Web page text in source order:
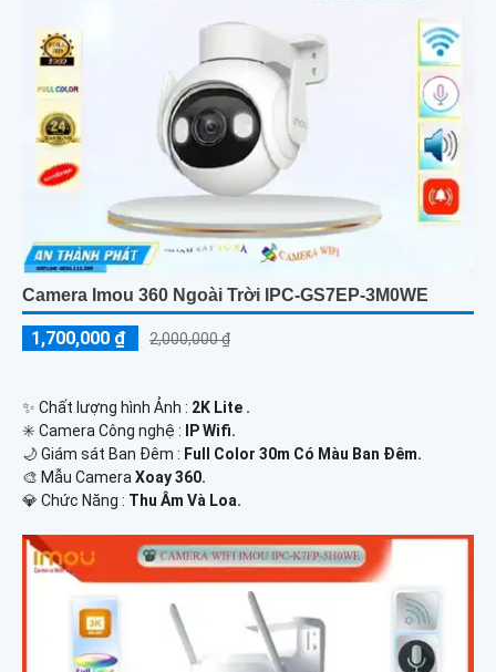
Camera Imou 360 Ngoài Trời IPC-GS7EP-3M0WE
1,700,000 ₫ 2,000,000 ₫
✨ Chất lượng hình Ảnh : 2K Lite .
✳️ Camera Công nghệ :
IP Wifi.
🌙 Giám sát Ban Đêm : Full Color 30m Có Màu Ban Ðêm.
🎨 Mẫu CameraXoay 360.
️💎 Chức Năng : Thu Âm Và Loa.